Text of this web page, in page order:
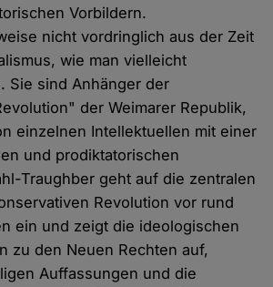
Vorbildern.
nicht vordringlich aus der Zeit
wie man vielleicht
Sie sind Anhänger der
der Weimarer Republik,
einzelnen Intellektuellen mit einer
und prodiktatorischen
Traughber geht auf die zentralen
Revolution vor rund
ein und zeigt die ideologischen
zu den Neuen Rechten auf,
Auffassungen und die